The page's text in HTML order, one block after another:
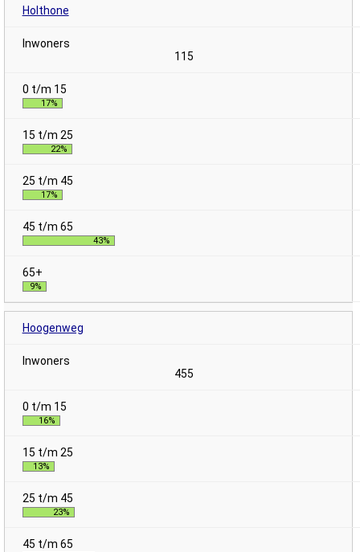
Holthone
115
17%
22%
17%
43%
9%
Hoogenweg
455
16%
13%
23%